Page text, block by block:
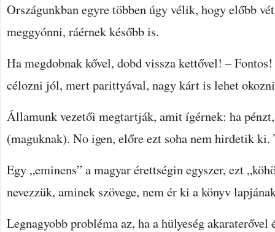
Országunkban egyre többen úgy vélik, hogy előbb
meggyónni, ráérnek később is.
Ha megdobnak kővel, dobd vissza kettővel! –
célozni jól, mert parittyával, nagy kárt is lehet
Államunk vezetői megtartják, amit ígérnek: ha
(maguknak). No igen, előre ezt soha nem hirdetik
Egy „eminens” a magyar érettségin egyszer, ezt
nevezzük, aminek szövege, nem ér ki a könyv
Legnagyobb probléma az, ha a hülyeség akaraterővel